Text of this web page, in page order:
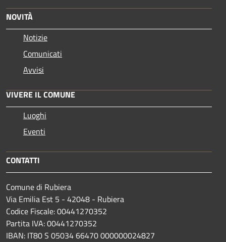
NOVITÀ
Notizie
Comunicati
Avvisi
VIVERE IL COMUNE
Luoghi
Eventi
CONTATTI
Comune di Rubiera
Via Emilia Est 5 - 42048 - Rubiera
Codice Fiscale: 00441270352
Partita IVA: 00441270352
IBAN: IT80 S 05034 66470 000000024827